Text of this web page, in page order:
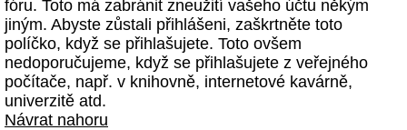
fóru. Toto má zabránit zneužití vašeho účtu někým
jiným. Abyste zůstali přihlášeni, zaškrtněte toto
políčko, když se přihlašujete. Toto ovšem
nedoporučujeme, když se přihlašujete z veřejného
počítače, např. v knihovně, internetové kavárně,
univerzitě atd.
Návrat nahoru